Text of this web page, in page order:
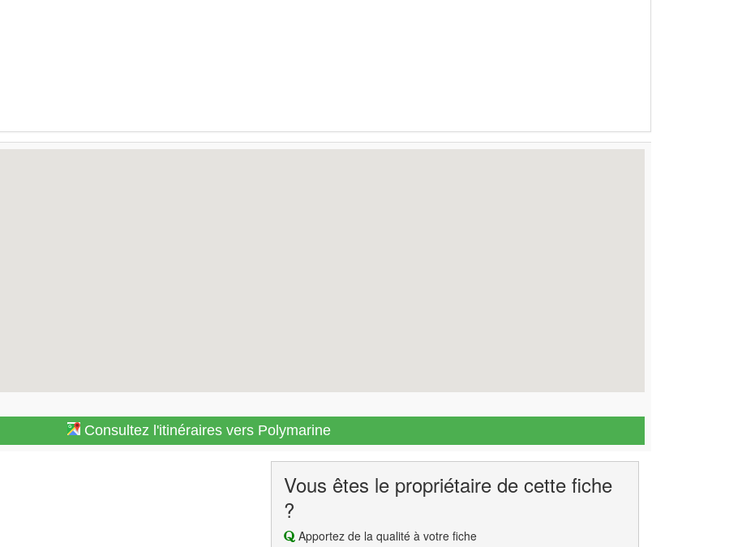
Consultez l'itinéraires vers Polymarine
Vous êtes le propriétaire de cette fiche
?
Apportez de la qualité à votre fiche